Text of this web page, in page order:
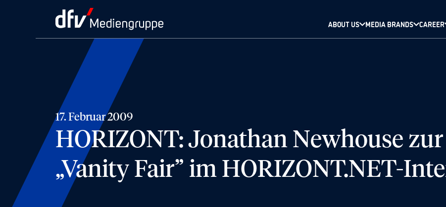
ABOUT US MEDIA BRANDS CAREER
17. Februar 2009
HORIZONT: Jonathan Newhouse
„Vanity Fair” im HORIZONT.NET-